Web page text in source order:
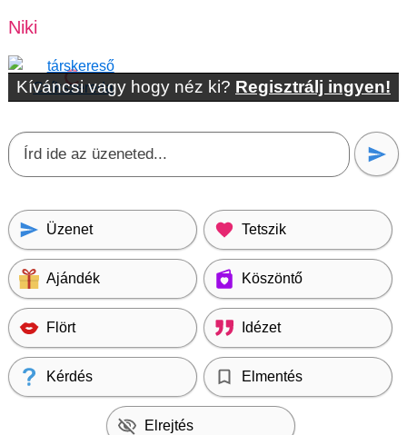
Niki
Kíváncsi vagy hogy néz ki? Regisztrálj ingyen!
Üzenet Tetszik
Ajándék Köszöntő
Flört Idézet
Kérdés Elmentés
Elrejtés